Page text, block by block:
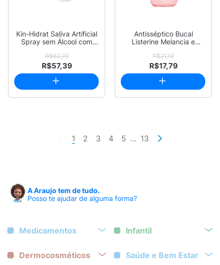
Kin-Hidrat Saliva Artificial
Spray sem Álcool com
R$63,79
R$57,39
Antisséptico Bucal
Listerine Melancia e
R$21,19
R$17,79
1 2 3 4 5 … 13
A Araujo tem de tudo.
Posso te ajudar de alguma forma?
Medicamentos Infantil
Dermocosméticos Saúde e Bem Estar